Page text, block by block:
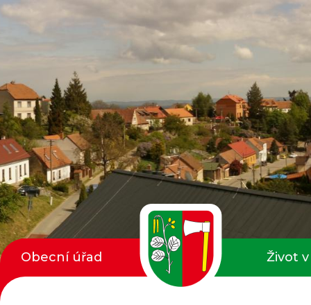
Obecní úřad Život